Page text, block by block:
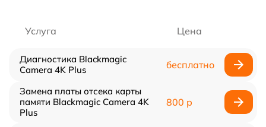
Услуга Цена
Диагностика Blackmagic
Camera 4K Plus
бесплатно
Замена платы отсека карты
памяти Blackmagic Camera 4K
Plus
800 р